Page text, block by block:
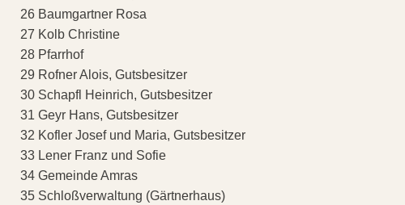
26 Baumgartner Rosa
27 Kolb Christine
28 Pfarrhof
29 Rofner Alois, Gutsbesitzer
30 Schapfl Heinrich, Gutsbesitzer
31 Geyr Hans, Gutsbesitzer
32 Kofler Josef und Maria, Gutsbesitzer
33 Lener Franz und Sofie
34 Gemeinde Amras
35 Schloßverwaltung (Gärtnerhaus)